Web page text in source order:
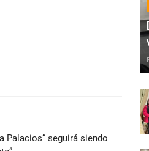
Palacios” seguirá siendo